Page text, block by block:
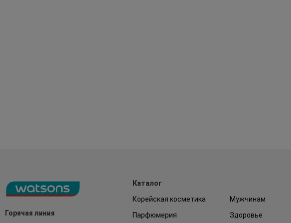
Горячая линия
Каталог
Корейская косметика
Мужчинам
Парфюмерия
Здоровье